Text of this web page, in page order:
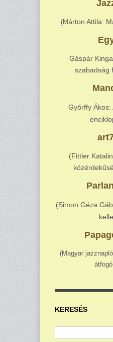
(Márton Attila:
Gáspár
szabadság
Győrffy Ákos:
(Fittler
(Simon Géza
(Magyar
KERESÉS